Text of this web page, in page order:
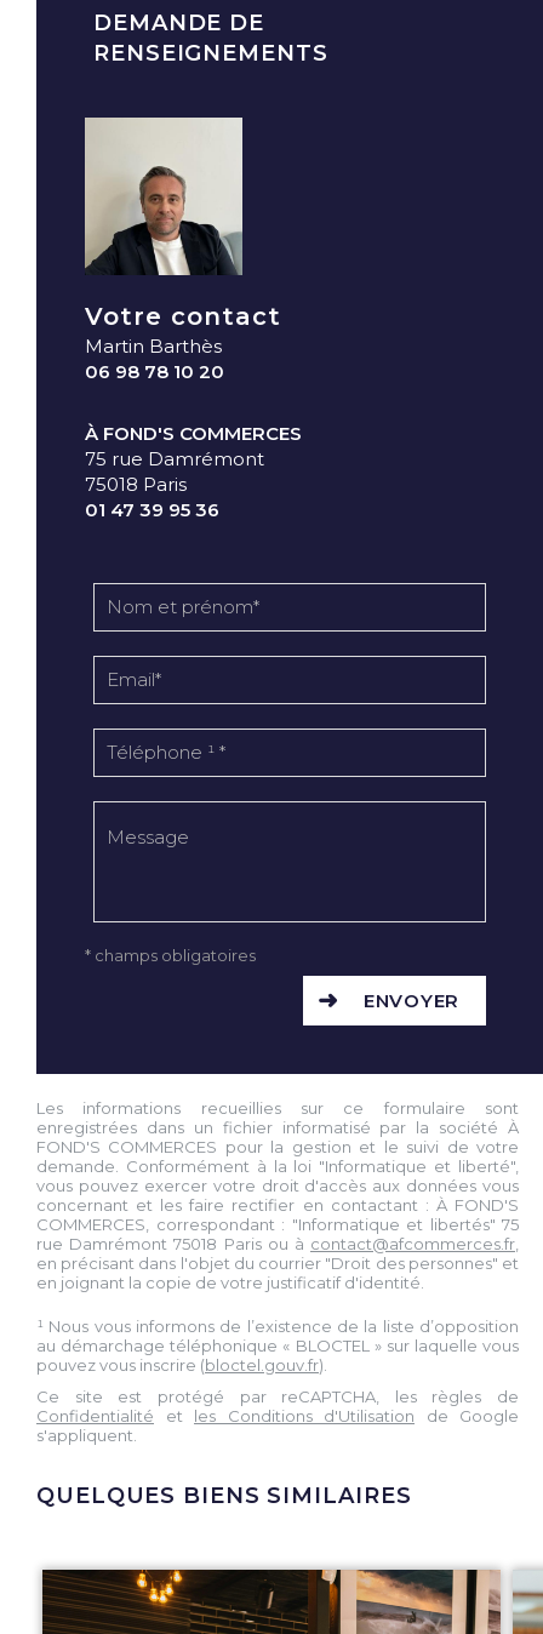
DEMANDE DE
RENSEIGNEMENTS
Votre contact
Martin Barthès
06 98 78 10 20
À FOND'S COMMERCES
75 rue Damrémont
75018 Paris
01 47 39 95 36
* champs obligatoires
ENVOYER
Les informations recueillies sur ce formulaire sont
enregistrées dans un fichier informatisé par la société À
FOND'S COMMERCES pour la gestion et le suivi de votre
demande. Conformément à la loi "Informatique et liberté",
vous pouvez exercer votre droit d'accès aux données vous
concernant et les faire rectifier en contactant : À FOND'S
COMMERCES, correspondant : "Informatique et libertés" 75
rue Damrémont 75018 Paris ou à contact@afcommerces.fr
en précisant dans l'objet du courrier "Droit des personnes" et
en joignant la copie de votre justificatif d'identité.
¹ Nous vous informons de l’existence de la liste d’opposition
au démarchage téléphonique « BLOCTEL » sur laquelle vous
pouvez vous inscrire (bloctel.gouv.fr).
Ce site est protégé par reCAPTCHA, les règles de
Confidentialité et les Conditions d'Utilisation de Google
s'appliquent.
QUELQUES BIENS SIMILAIRES